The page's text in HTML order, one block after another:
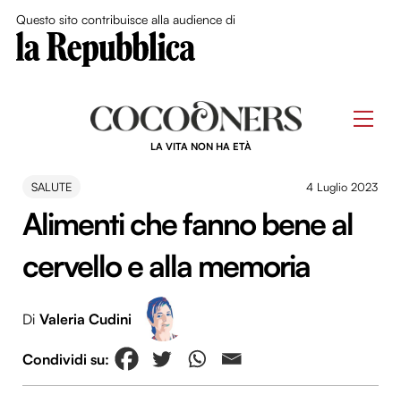
Questo sito contribuisce alla audience di
LA VITA NON HA ETÀ
SALUTE 4 Luglio 2023
Alimenti che fanno bene al
cervello e alla memoria
Di Valeria Cudini